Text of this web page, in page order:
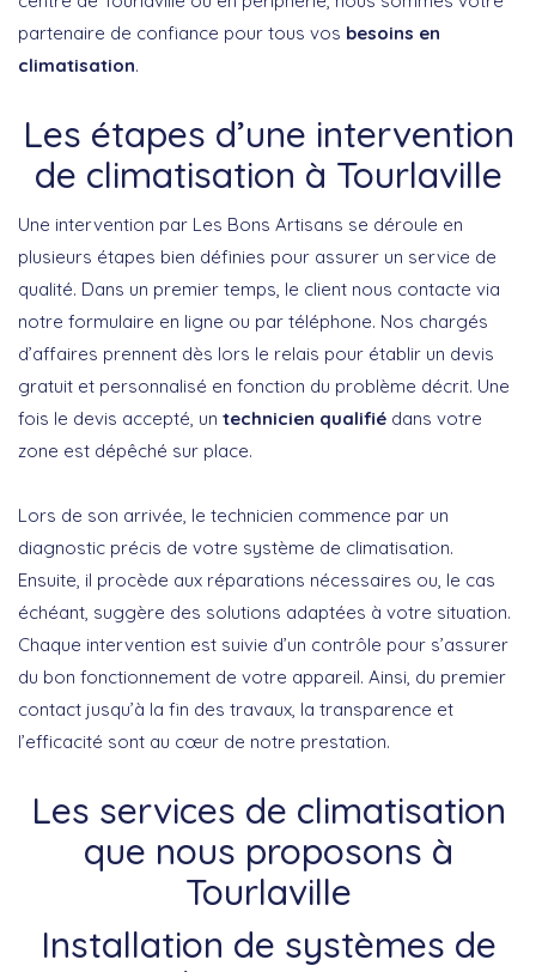
partenaire de confiance pour tous vos besoins en
climatisation.
Les étapes d’une intervention
de climatisation à Tourlaville
Une intervention par Les Bons Artisans se déroule en
plusieurs étapes bien définies pour assurer un service de
qualité. Dans un premier temps, le client nous contacte via
notre formulaire en ligne ou par téléphone. Nos chargés
d’affaires prennent dès lors le relais pour établir un devis
gratuit et personnalisé en fonction du problème décrit. Une
fois le devis accepté, un technicien qualifié dans votre
zone est dépêché sur place.
Lors de son arrivée, le technicien commence par un
diagnostic précis de votre système de climatisation.
Ensuite, il procède aux réparations nécessaires ou, le cas
échéant, suggère des solutions adaptées à votre situation.
Chaque intervention est suivie d’un contrôle pour s’assurer
du bon fonctionnement de votre appareil. Ainsi, du premier
contact jusqu’à la fin des travaux, la transparence et
l’efficacité sont au cœur de notre prestation.
Les services de climatisation
que nous proposons à
Tourlaville
Installation de systèmes de